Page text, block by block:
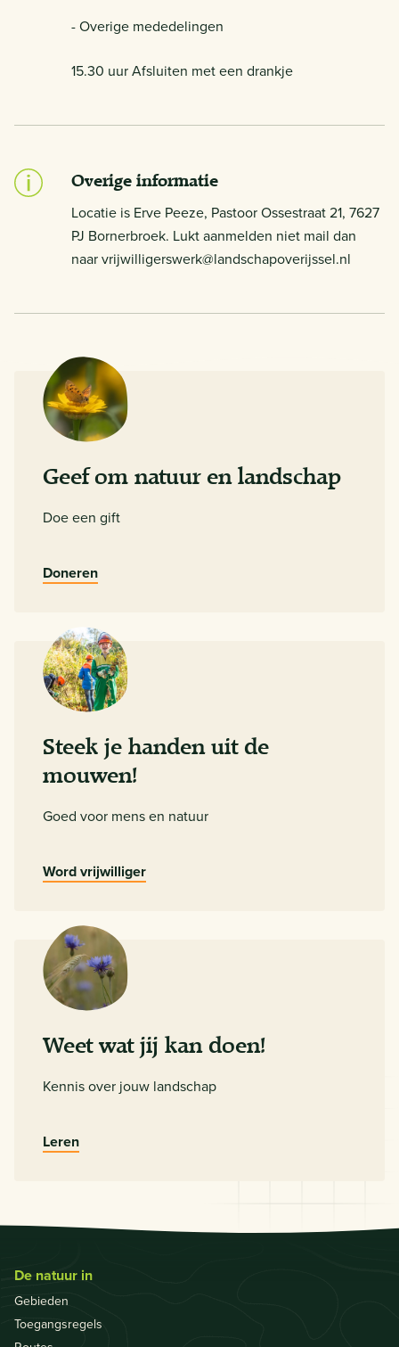
- Overige mededelingen
15.30 uur Afsluiten met een drankje
Overige informatie
Locatie is Erve Peeze, Pastoor Ossestraat 21, 7627
PJ Bornerbroek. Lukt aanmelden niet mail dan
naar vrijwilligerswerk@landschapoverijssel.nl
Geef om natuur en landschap
Doe een gift
Doneren
Steek je handen uit de
mouwen!
Goed voor mens en natuur
Word vrijwilliger
Weet wat jij kan doen!
Kennis over jouw landschap
Leren
De natuur in
Gebieden
Toegangsregels